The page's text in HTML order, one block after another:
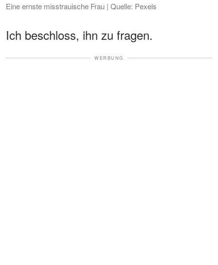
Eine ernste misstrauische Frau | Quelle: Pexels
Ich beschloss, ihn zu fragen.
WERBUNG